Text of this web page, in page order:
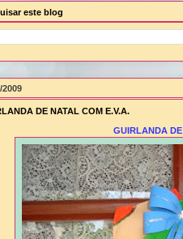
este blog
2009
DE NATAL COM E.V.A.
GUIRLANDA